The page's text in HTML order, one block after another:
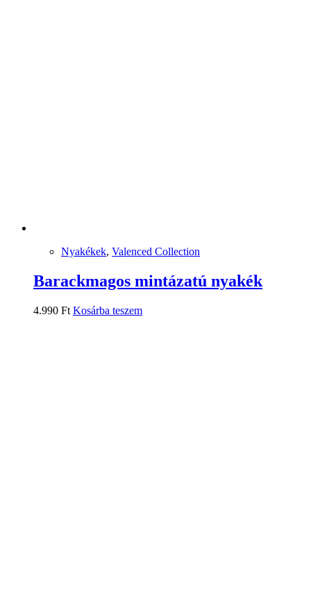
Nyakékek, Valenced Collection
Barackmagos mintázatú nyakék
4.990 Ft Kosárba teszem